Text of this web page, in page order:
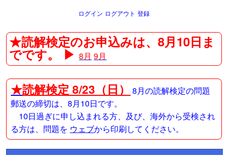
ログイン ログアウト 登録
★読解検定のお申込みは、8月10日ま
でです。 ▶8月 9月
★読解検定 8/23（日）
8月の読解検定の問題
郵送の締切は、8月10日です。
10日過ぎに申し込まれる方、及び、海外から受検され
る方は、問題を ウェブから印刷してください。